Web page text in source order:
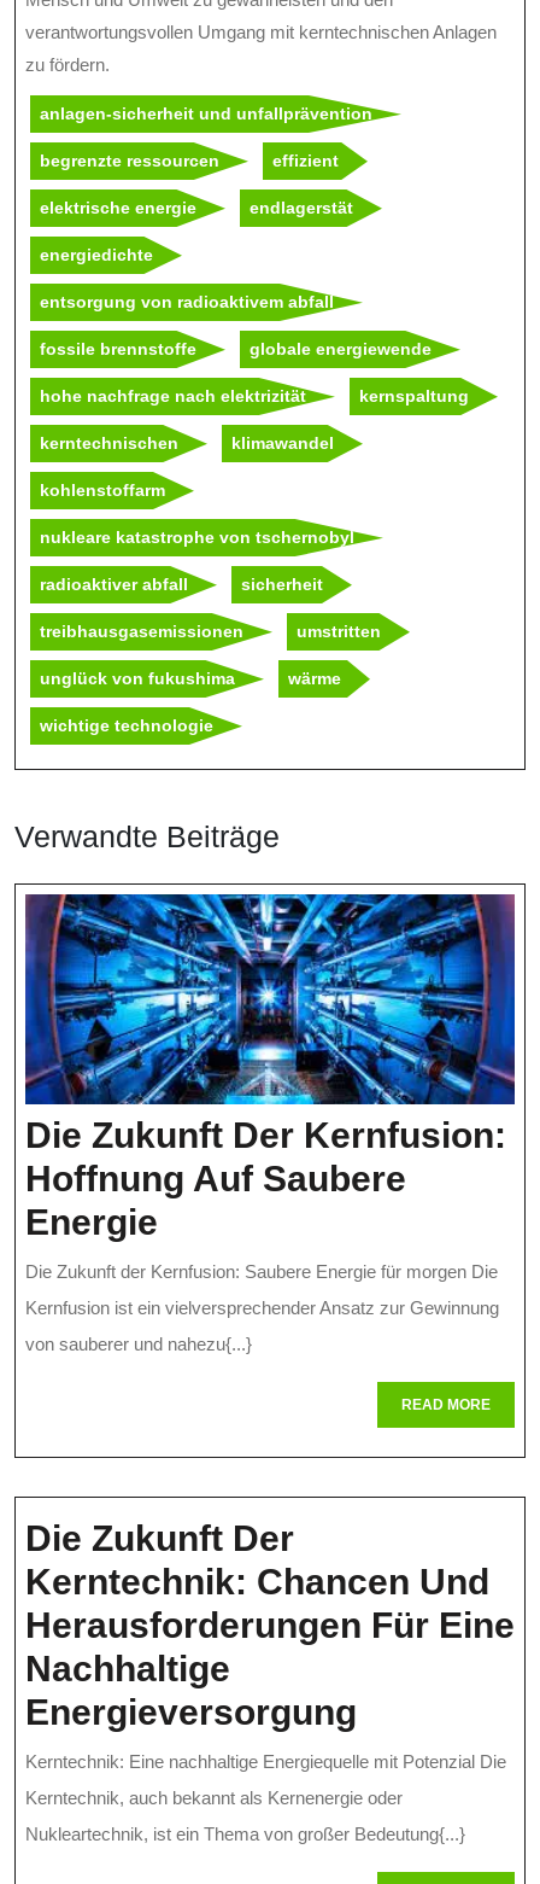
verantwortungsvollen Umgang mit kerntechnischen Anlagen
zu fördern.
anlagen-sicherheit und unfallprävention
begrenzte ressourcen effizient
elektrische energie endlagerstät
energiedichte
entsorgung von radioaktivem abfall
fossile brennstoffe globale energiewende
hohe nachfrage nach elektrizität kernspaltung
kerntechnischen klimawandel
kohlenstoffarm
nukleare katastrophe von tschernobyl
radioaktiver abfall sicherheit
treibhausgasemissionen umstritten
unglück von fukushima wärme
wichtige technologie
Verwandte Beiträge
Die Zukunft Der Kernfusion:
Hoffnung Auf Saubere
Energie
Zukunft
Der
Kernfusion:
Energie
Die Zukunft der Kernfusion: Saubere Energie für morgen Die
Kernfusion ist ein vielversprechender Ansatz zur Gewinnung
von sauberer und nahezu{...}
READ MOREREAD
MORE
Die Zukunft Der
Kerntechnik: Chancen Und
Herausforderungen Für Eine
Nachhaltige
Energieversorgung
Zukunft
Der
Kerntechnik: Eine nachhaltige Energiequelle mit Potenzial Die
Kerntechnik, auch bekannt als Kernenergie oder
Nukleartechnik, ist ein Thema von großer Bedeutung{...}